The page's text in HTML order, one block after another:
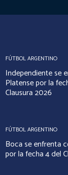
FÚTBOL ARGENTINO
Independiente se
Platense por la
Clausura 2026
FÚTBOL ARGENTINO
Boca se enfrenta
por la fecha 4 del